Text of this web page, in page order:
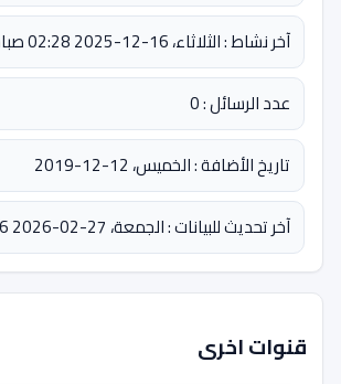
آخر نشاط : الثلاثاء، 16-12-2025 02:28 صباحاً
عدد الرسائل : 0
تاريخ الأضافة : الخميس، 12-12-2019
آخر تحديث للبيانات : الجمعة، 27-02-2026 08:24:06 مساءً
قنوات اخرى